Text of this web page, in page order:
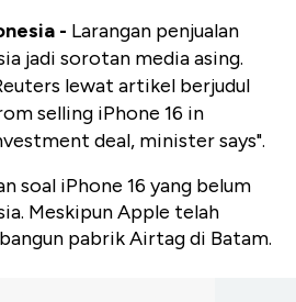
- Larangan penjualan
jadi sorotan media asing.
lewat artikel berjudul
selling iPhone 16 in
deal, minister says".
soal iPhone 16 yang belum
Meskipun Apple telah
pabrik Airtag di Batam.